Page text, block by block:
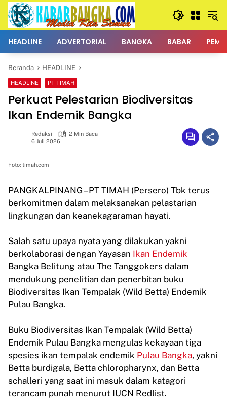
Langsung
konten
HEADLINE ADVERTORIAL BANGKA BABAR
Beranda HEADLINE
HEADLINE PT TIMAH
Perkuat Pelestarian Biodiversitas
Ikan Endemik Bangka
Redaksi
2 Min Baca
6 Juli 2026
Foto: timah.com
PANGKALPINANG – PT TIMAH (Persero) Tbk terus
berkomitmen dalam melaksanakan pelastarian
lingkungan dan keanekagaraman hayati.
Salah satu upaya nyata yang dilakukan yakni
berkolaborasi dengan Yayasan Ikan Endemik
Bangka Belitung atau The Tanggokers dalam
mendukung penelitian dan penerbitan buku
Biodiversitas Ikan Tempalak (Wild Betta) Endemik
Pulau Bangka.
Buku Biodiversitas Ikan Tempalak (Wild Betta)
Endemik Pulau Bangka mengulas kekayaan tiga
spesies ikan tempalak endemik Pulau Bangka, yakni
Betta burdigala, Betta chloropharynx, dan Betta
schalleri yang saat ini masuk dalam katagori
terancam punah menurut IUCN Redlist.